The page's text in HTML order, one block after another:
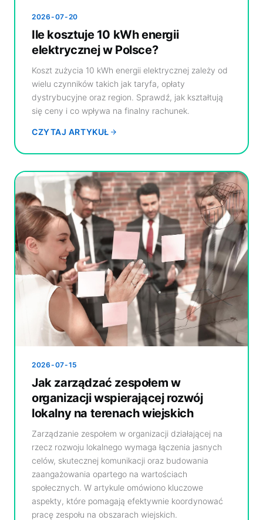
2026-07-20
Ile kosztuje 10 kWh energii
elektrycznej w Polsce?
Koszt zużycia 10 kWh energii elektrycznej zależy od
wielu czynników takich jak taryfa, opłaty
dystrybucyjne oraz region. Sprawdź, jak kształtują
się ceny i co wpływa na finalny rachunek.
CZYTAJ ARTYKUŁ
2026-07-15
Jak zarządzać zespołem w
organizacji wspierającej rozwój
lokalny na terenach wiejskich
Zarządzanie zespołem w organizacji działającej na
rzecz rozwoju lokalnego wymaga łączenia jasnych
celów, skutecznej komunikacji oraz budowania
zaangażowania opartego na wartościach
społecznych. W artykule omówiono kluczowe
aspekty, które pomagają efektywnie koordynować
pracę zespołu na obszarach wiejskich.